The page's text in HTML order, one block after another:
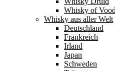
Whisky of
Whisky aus aller Welt
Deutschland
Frankreich
Irland
Japan
Schweden